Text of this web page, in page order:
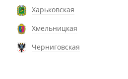
Харьковская
Хмельницкая
Черниговская